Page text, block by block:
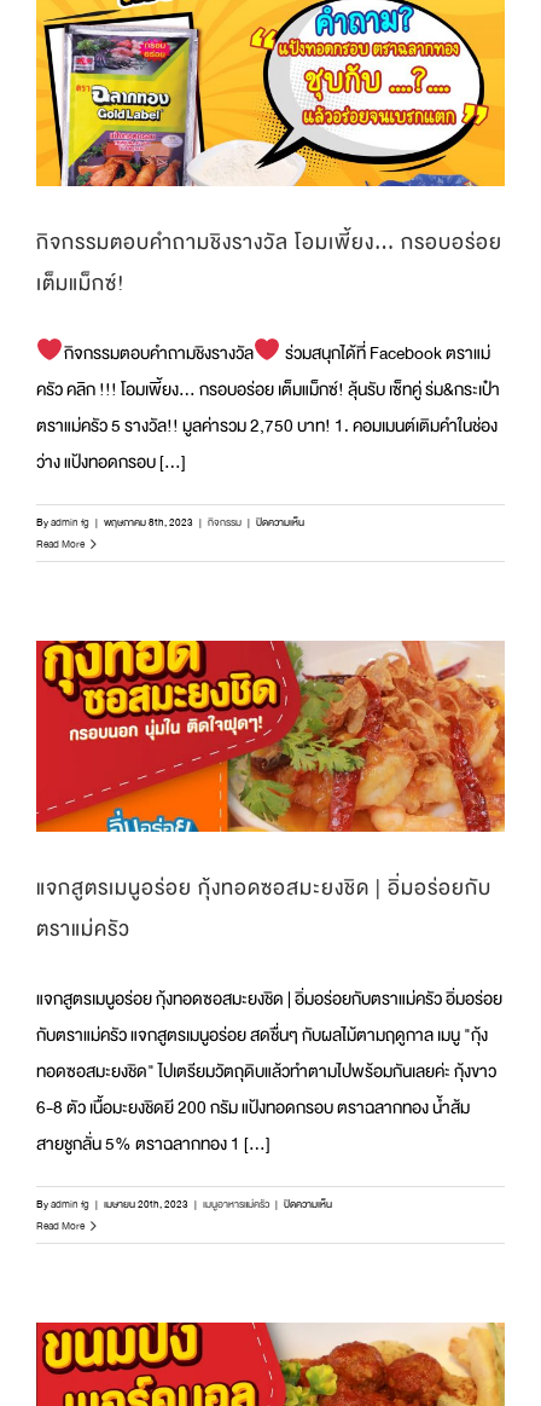
ถูกใจ
แน่นอน
|
อิ่ม
อร่อย
กับ
ตรา
กิจกรรมตอบคำถามชิงรางวัล โอมเพี้ยง… กรอบอร่อย
เต็มแม็กซ์!
กิจกรรมตอบคำถามชิงรางวัล
ร่วมสนุกได้ที่ Facebook ตราแม่
ครัว คลิก !!! โอมเพี้ยง... กรอบอร่อย เต็มแม็กซ์! ลุ้นรับ เซ็ทคู่ ร่ม&กระเป๋า
ตราแม่ครัว 5 รางวัล!! มูลค่ารวม 2,750 บาท! 1. คอมเมนต์เติมคำในช่อง
ว่าง แป้งทอดกรอบ [...]
Byadmin fg | พฤษภาคม 8th, 2023 | กิจกรรม | ปิดความเห็นบน
ตอบ
เพี้ยง…
กรอบ
อร่อย
เต็ม
แม็กซ์!
Read More
แจกสูตรเมนูอร่อย กุ้งทอดซอสมะยงชิด | อิ่มอร่อยกับ
ตราแม่ครัว
แจกสูตรเมนูอร่อย กุ้งทอดซอสมะยงชิด | อิ่มอร่อยกับตราแม่ครัว อิ่มอร่อย
กับตราแม่ครัว แจกสูตรเมนูอร่อย สดชื่นๆ กับผลไม้ตามฤดูกาล เมนู "กุ้ง
ทอดซอสมะยงชิด" ไปเตรียมวัตถุดิบแล้วทำตามไปพร้อมกันเลยค่ะ กุ้งขาว
6-8 ตัว เนื้อมะยงชิดยี 200 กรัม แป้งทอดกรอบ ตราฉลากทอง น้ำส้ม
สายชูกลั่น 5% ตราฉลากทอง 1 [...]
Byadmin fg | เมษายน 20th, 2023 | เมนูอาหารแม่ครัว | ปิดความเห็นบน
สูตร
ซอส
มะยง
ชิด
Read More